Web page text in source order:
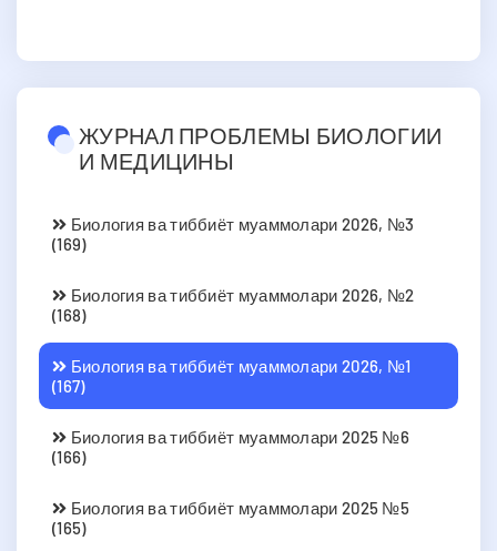
ЖУРНАЛ ПРОБЛЕМЫ БИОЛОГИИ
И МЕДИЦИНЫ
Биология ва тиббиёт муаммолари 2026, №3
(169)
Биология ва тиббиёт муаммолари 2026, №2
(168)
Биология ва тиббиёт муаммолари 2026, №1
(167)
Биология ва тиббиёт муаммолари 2025 №6
(166)
Биология ва тиббиёт муаммолари 2025 №5
(165)